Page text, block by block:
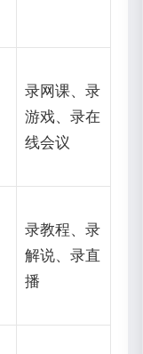
录网课、录
游戏、录在
线会议
录教程、录
解说、录直
播